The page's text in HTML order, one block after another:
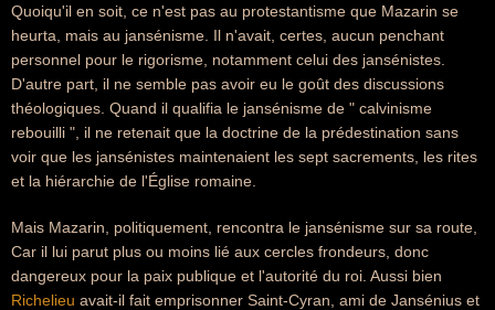
Quoiqu'il en soit, ce n'est pas au protestantisme que Mazarin se
heurta, mais au jansénisme. Il n'avait, certes, aucun penchant
personnel pour le rigorisme, notamment celui des jansénistes.
D'autre part, il ne semble pas avoir eu le goût des discussions
théologiques. Quand il qualifia le jansénisme de " calvinisme
rebouilli ", il ne retenait que la doctrine de la prédestination sans
voir que les jansénistes maintenaient les sept sacrements, les rites
et la hiérarchie de l'Église romaine.
Mais Mazarin, politiquement, rencontra le jansénisme sur sa route,
Car il lui parut plus ou moins lié aux cercles frondeurs, donc
dangereux pour la paix publique et l'autorité du roi. Aussi bien
Richelieu avait-il fait emprisonner Saint-Cyran, ami de Jansénius et